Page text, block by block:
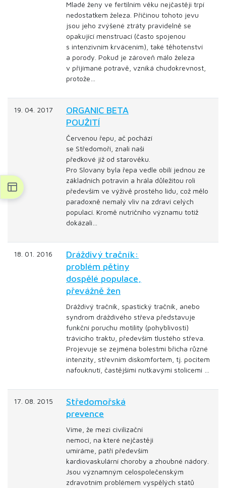
Mladé ženy ve fertilním věku nejčastěji trpí
nedostatkem železa. Příčinou tohoto jevu
jsou jeho zvýšené ztráty pravidelně se
opakující menstruací (často spojenou
s intenzivním krvácením), také těhotenství
a porody. Pokud je zároveň málo železa
v přijímané potravě, vzniká chudokrevnost,
protože…
19. 04. 2017
ORGANIC BETA
POUŽITÍ
Červenou řepu, ač pochází
se Středomoří, znali naši
předkové již od starověku.
Pro Slovany byla řepa vedle obilí jednou ze
základních potravin a hrála důležitou roli
především ve výživě prostého lidu, což mělo
paradoxně nemalý vliv na zdraví celých
populací. Kromě nutričního významu totiž
dokázali…
18. 01. 2016
Dráždivý tračník:
problém pětiny
dospělé populace,
převážně žen
Dráždivý tračník, spastický tračník, anebo
syndrom dráždivého střeva představuje
funkční poruchu motility (pohyblivosti)
trávicího traktu, především tlustého střeva.
Projevuje se zejména bolestmi břicha různé
intenzity, střevním diskomfortem, tj. pocitem
nafouknutí, častějšími nutkavými stolicemi …
17. 08. 2015
Středomořská
prevence
Víme, že mezi civilizační
nemoci, na které nejčastěji
umíráme, patří především
kardiovaskulární choroby a zhoubné nádory.
Jsou významným celospolečenským
zdravotním problémem vyspělých států